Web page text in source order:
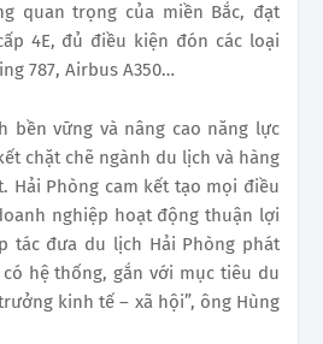
quan trọng của miền Bắc, đạt
4E, đủ điều kiện đón các loại
787, Airbus A350…
bền vững và nâng cao năng lực
chặt chẽ ngành du lịch và hàng
Hải Phòng cam kết tạo mọi điều
nghiệp hoạt động thuận lợi
tác đưa du lịch Hải Phòng phát
hệ thống, gắn với mục tiêu du
kinh tế – xã hội”, ông Hùng